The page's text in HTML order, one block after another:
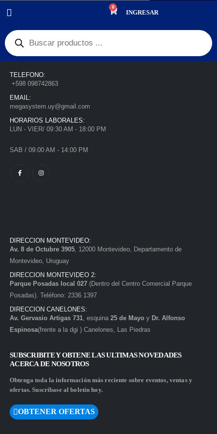
0
INGRESAR
INFO DE CONTACTO:
TELEFONO:
+598 098742863
EMAIL:
megasystem.uy@gmail.com
HORARIOS LABORALES:
LUN - VIER/ 09:30 AM - 18:00 PM
SAB / 09:00 AM - 14:00 PM
DIRECCION MONTEVIDEO:
Av. 8 de Octubre 3905 , 12000 Montevideo, Departamento de
Montevideo, Uruguay
DIRECCION MONTEVIDEO 2:
Parque Posadas local 027 (Dentro del Centro Comercial Parque
Posadas). Teléfono: 2336 1397
DIRECCION CANELONES:
Av. Gervasio Artigas 731 , esquina 25 de Mayo y Dr. Alfonso
Espinosa(frente a la dgi ) Canelones, Las Piedras
SUBSCRIBITE Y OBTENE LAS ULTIMAS NOVEDADES
ACERCA DE NOSOTROS
Obtenga toda la información más reciente sobre eventos, ventas y
ofertas. Suscríbase al boletín hoy.
OBTENER OFERTAS